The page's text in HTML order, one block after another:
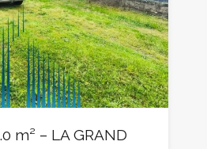
m² – LA GRAND